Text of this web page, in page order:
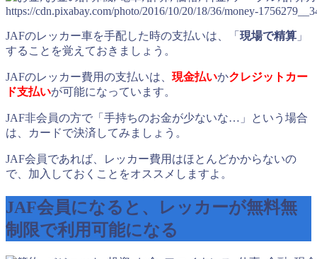
https://cdn.pixabay.com/photo/2016/10/20/18/36/money-
JAFのレッカー車を手配した時の支払いは、「 現場で精算 」
することを覚えておきましょう。
JAFのレッカー費用の支払いは、 現金払いかクレジットカー
ド支払いが可能になっています。
JAF非会員の方で「手持ちのお金が少ないな…」という場合
は、カードで決済してみましょう。
JAF会員であれば、レッカー費用はほとんどかからないの
で、加入しておくことをオススメしますよ。
JAF会員になると、レッカーが無料無
制限で利用可能になる